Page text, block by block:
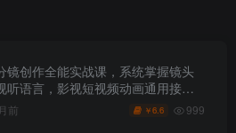
镜创作全能实战课，系统掌握镜头
听语言，影视短视频动画通用接单
前 ￥6.6 999